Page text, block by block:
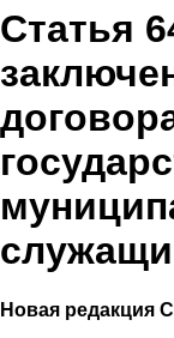
Статья
Новая редакция